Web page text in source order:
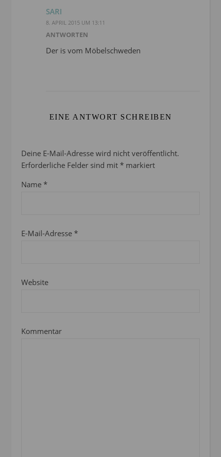
SARI
8. APRIL 2015 UM 13:11
ANTWORTEN
Der is vom Möbelschweden
EINE ANTWORT SCHREIBEN
Deine E-Mail-Adresse wird nicht veröffentlicht.
Erforderliche Felder sind mit * markiert
Name *
E-Mail-Adresse *
Website
Kommentar